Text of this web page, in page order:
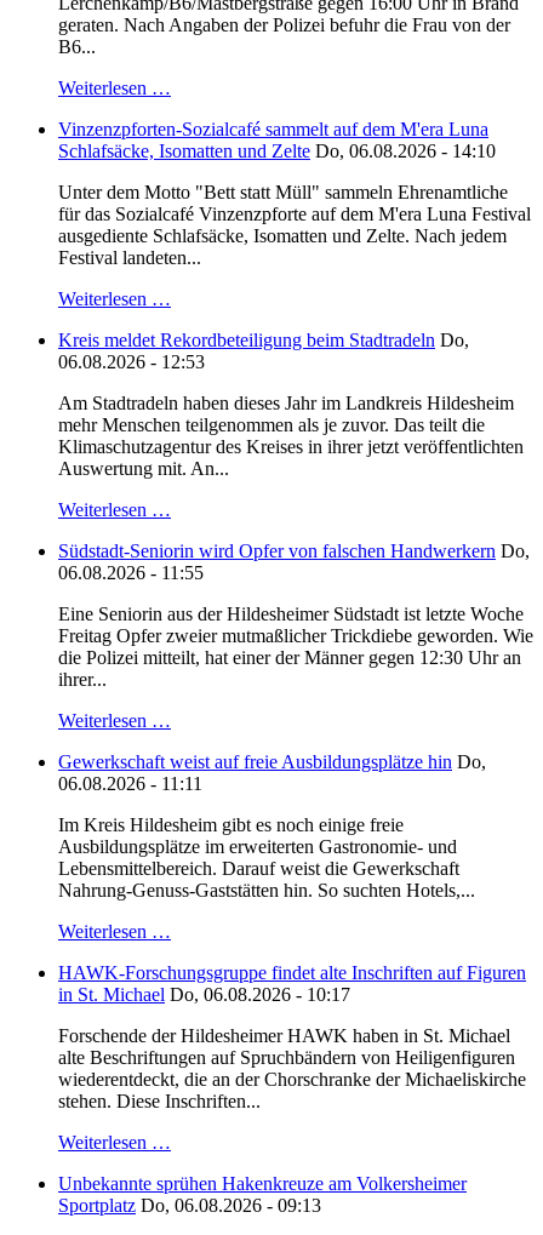
geraten. Nach Angaben der Polizei befuhr die Frau von der
B6...
Weiterlesen …
Vinzenzpforten-Sozialcafé sammelt auf dem M'era Luna
Schlafsäcke, Isomatten und Zelte Do, 06.08.2026 - 14:10
Unter dem Motto "Bett statt Müll" sammeln Ehrenamtliche
für das Sozialcafé Vinzenzpforte auf dem M'era Luna Festival
ausgediente Schlafsäcke, Isomatten und Zelte. Nach jedem
Festival landeten...
Weiterlesen …
Kreis meldet Rekordbeteiligung beim Stadtradeln Do,
06.08.2026 - 12:53
Am Stadtradeln haben dieses Jahr im Landkreis Hildesheim
mehr Menschen teilgenommen als je zuvor. Das teilt die
Klimaschutzagentur des Kreises in ihrer jetzt veröffentlichten
Auswertung mit. An...
Weiterlesen …
Südstadt-Seniorin wird Opfer von falschen Handwerkern Do,
06.08.2026 - 11:55
Eine Seniorin aus der Hildesheimer Südstadt ist letzte Woche
Freitag Opfer zweier mutmaßlicher Trickdiebe geworden. Wie
die Polizei mitteilt, hat einer der Männer gegen 12:30 Uhr an
ihrer...
Weiterlesen …
Gewerkschaft weist auf freie Ausbildungsplätze hin Do,
06.08.2026 - 11:11
Im Kreis Hildesheim gibt es noch einige freie
Ausbildungsplätze im erweiterten Gastronomie- und
Lebensmittelbereich. Darauf weist die Gewerkschaft
Nahrung-Genuss-Gaststätten hin. So suchten Hotels,...
Weiterlesen …
HAWK-Forschungsgruppe findet alte Inschriften auf Figuren
in St. Michael Do, 06.08.2026 - 10:17
Forschende der Hildesheimer HAWK haben in St. Michael
alte Beschriftungen auf Spruchbändern von Heiligenfiguren
wiederentdeckt, die an der Chorschranke der Michaeliskirche
stehen. Diese Inschriften...
Weiterlesen …
Unbekannte sprühen Hakenkreuze am Volkersheimer
Sportplatz Do, 06.08.2026 - 09:13